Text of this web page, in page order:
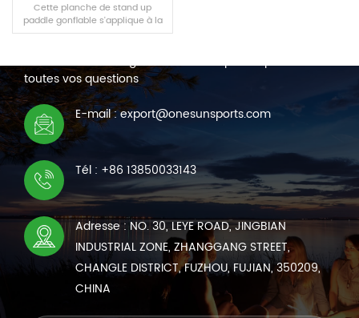
Cette planche de stand up
paddle gonflable s'applique à la
compétition de course et à
équipe pour les débutants et les
joueurs de niveau intermédiaire.
Emportez-le avec vous et
commencez votre voyage.
LIRE LA SUITE
NOUS CONTACTER
Nous sommes en ligne 7*24 heures pour répondre à
toutes vos questions
E-mail : export@onesunsports.com
Tél : +86 13850033143
Adresse : NO. 30, LEYE ROAD, JINGBIAN
INDUSTRIAL ZONE, ZHANGGANG STREET,
CHANGLE DISTRICT, FUZHOU, FUJIAN, 350209,
CHINA